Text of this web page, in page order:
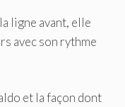
ligne avant, elle
avec son rythme
et la façon dont